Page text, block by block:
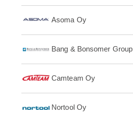
Asoma Oy
Bang & Bonsomer Group
Camteam Oy
Nortool Oy